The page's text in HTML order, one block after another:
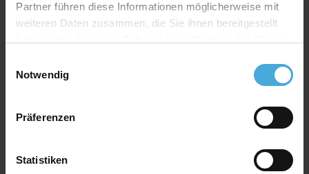
Partner führen diese Informationen möglicherweise mit
weiteren Daten zusammen, die Sie ihnen bereitgestellt
Notwendig
Präferenzen
Statistiken